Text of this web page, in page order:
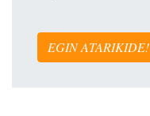
EGIN ATARIKIDE!